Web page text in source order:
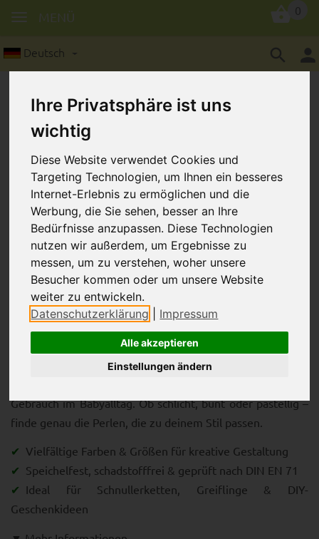
Ihre Privatsphäre ist uns
wichtig
Diese Website verwendet Cookies und
Targeting Technologien, um Ihnen ein besseres
Internet-Erlebnis zu ermöglichen und die
Werbung, die Sie sehen, besser an Ihre
Bedürfnisse anzupassen. Diese Technologien
nutzen wir außerdem, um Ergebnisse zu
messen, um zu verstehen, woher unsere
Besucher kommen oder um unsere Website
weiter zu entwickeln.
Datenschutzerklärung
Impressum
Alle akzeptieren
Einstellungen ändern
Deutsch
MENÜ
Holzperlen für Schnullerketten &
kreative DIY-Projekte
Unsere hochwertigen Holzperlen sind die ideale Basis für
individuelle Schnullerketten, Kinderwagenketten,
Greiflinge oder andere DIY-Babyaccessoires. In
verschiedenen Größen und Farben erhältlich, lassen sie
sich vielseitig kombinieren und sorgen für ein natürliches,
zeitloses Design.
Alle Holzperlen sind speichelfest lackiert, farbecht und
Gebrauch im Babyalltag. Ob schlicht, bunt oder pastellig –
finde genau die Perlen, die zu deinem Stil passen.
Vielfältige Farben & Größen für kreative Gestaltung
Speichelfest, schadstofffrei & geprüft nach DIN EN 71
Ideal für Schnullerketten, Greiflinge & DIY-
Geschenkideen